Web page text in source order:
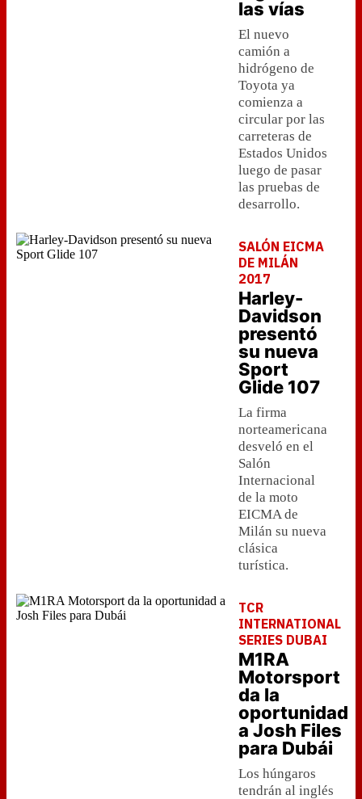
las vías
El nuevo
camión a
hidrógeno de
Toyota ya
comienza a
circular por las
carreteras de
Estados Unidos
luego de pasar
las pruebas de
desarrollo.
SALÓN EICMA
DE MILÁN
2017
Harley-
Davidson
presentó
su nueva
Sport
Glide 107
La firma
norteamericana
desveló en el
Salón
Internacional
de la moto
EICMA de
Milán su nueva
clásica
turística.
TCR
INTERNATIONAL
SERIES DUBAI
M1RA
Motorsport
da la
oportunidad
a Josh Files
para Dubái
Los húngaros
tendrán al inglés